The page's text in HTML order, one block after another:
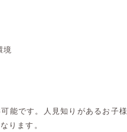
境
能です。人見知りがあるお子様
ります。